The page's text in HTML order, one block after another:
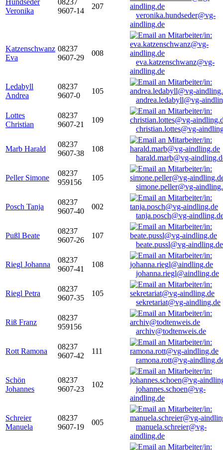
Hundseder
Veronika
08237
9607-14
207
veronika.hundseder@vg-
aindling.de
Katzenschwanz
Eva
08237
9607-29
008
eva.katzenschwanz@vg-
aindling.de
Ledabyll
Andrea
08237
9607-0
105
andrea.ledabyll@vg-
Lottes
Christian
08237
9607-21
109
christian.lottes@vg-
Marb Harald
08237
9607-38
108
harald.marb@vg-
Peller Simone
08237
959156
105
simone.peller@vg-
Posch Tanja
08237
9607-40
002
tanja.posch@vg-
Pußl Beate
08237
9607-26
107
beate.pussl@vg-aindling.de
Riegl Johanna
08237
9607-41
108
johanna.riegl@aindling.de
Riegl Petra
08237
9607-35
105
sekretariat@vg-aindling.de
Riß Franz
08237
959156
archiv@todtenweis.de
Rott Ramona
08237
9607-42
111
ramona.rott@vg-
Schön
Johannes
08237
9607-23
102
johannes.schoen@vg-
aindling.de
Schreier
Manuela
08237
9607-19
005
manuela.schreier@vg-
aindling.de